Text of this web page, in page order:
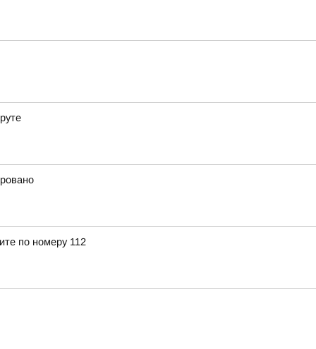
по номеру 112